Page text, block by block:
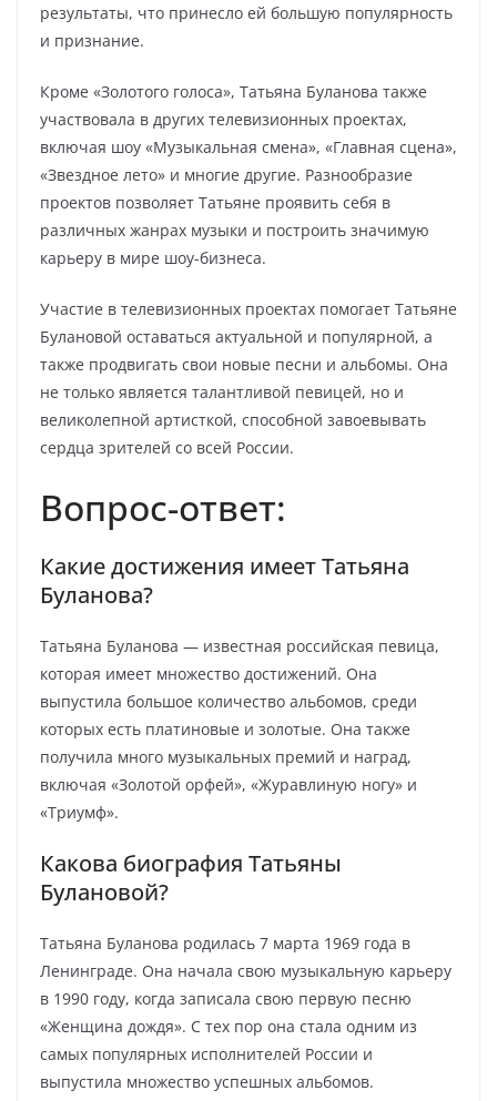
результаты, что принесло ей большую популярность
и признание.
Кроме «Золотого голоса», Татьяна Буланова также
участвовала в других телевизионных проектах,
включая шоу «Музыкальная смена», «Главная сцена»,
«Звездное лето» и многие другие. Разнообразие
проектов позволяет Татьяне проявить себя в
различных жанрах музыки и построить значимую
карьеру в мире шоу-бизнеса.
Участие в телевизионных проектах помогает Татьяне
Булановой оставаться актуальной и популярной, а
также продвигать свои новые песни и альбомы. Она
не только является талантливой певицей, но и
великолепной артисткой, способной завоевывать
сердца зрителей со всей России.
Вопрос-ответ:
Какие достижения имеет Татьяна
Буланова?
Татьяна Буланова — известная российская певица,
которая имеет множество достижений. Она
выпустила большое количество альбомов, среди
которых есть платиновые и золотые. Она также
получила много музыкальных премий и наград,
включая «Золотой орфей», «Журавлиную ногу» и
«Триумф».
Какова биография Татьяны
Булановой?
Татьяна Буланова родилась 7 марта 1969 года в
Ленинграде. Она начала свою музыкальную карьеру
в 1990 году, когда записала свою первую песню
«Женщина дождя». С тех пор она стала одним из
самых популярных исполнителей России и
выпустила множество успешных альбомов.